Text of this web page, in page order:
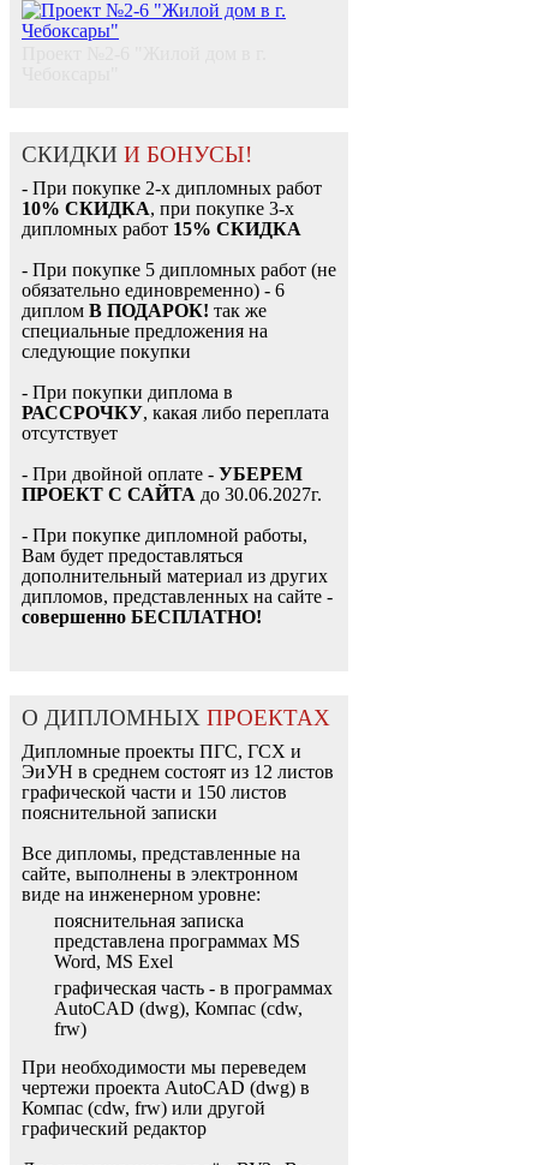
СКИДКИ И БОНУСЫ!
- При покупке 2-х дипломных работ
10% СКИДКА, при покупке 3-х
дипломных работ 15% СКИДКА
- При покупке 5 дипломных работ (не
обязательно единовременно) - 6
диплом В ПОДАРОК! так же
специальные предложения на
следующие покупки
- При покупки диплома в
РАССРОЧКУ, какая либо переплата
отсутствует
- При двойной оплате - УБЕРЕМ
ПРОЕКТ С САЙТА до 30.06.2027г.
- При покупке дипломной работы,
Вам будет предоставляться
дополнительный материал из других
дипломов, представленных на сайте -
совершенно БЕСПЛАТНО!
О ДИПЛОМНЫХ ПРОЕКТАХ
Дипломные проекты ПГС, ГСХ и
ЭиУН в среднем состоят из 12 листов
графической части и 150 листов
пояснительной записки
Все дипломы, представленные на
сайте, выполнены в электронном
виде на инженерном уровне:
пояснительная записка
представлена программах MS
Word, MS Exel
графическая часть - в программах
AutoCAD (dwg), Компас (cdw,
frw)
При необходимости мы переведем
чертежи проекта AutoCAD (dwg) в
Компас (cdw, frw) или другой
графический редактор